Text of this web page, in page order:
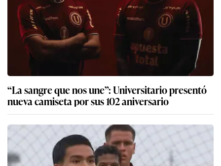
“La sangre que nos une”: Universitario presentó
nueva camiseta por sus 102 aniversario